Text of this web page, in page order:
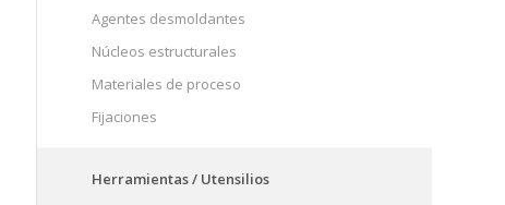
Agentes desmoldantes
Núcleos estructurales
Materiales de proceso
Fijaciones
Herramientas / Utensilios